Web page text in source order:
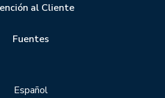
al Cliente
Fuentes
Español